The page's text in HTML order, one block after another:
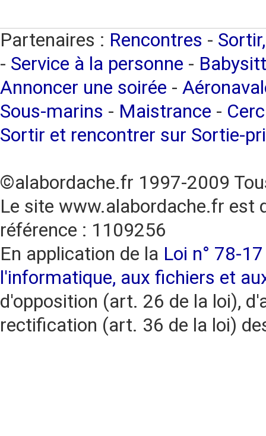
Partenaires : Rencontres -
- Service à la personne -
Annoncer une soirée -
Sous-marins - Maistrance -
Sortir et rencontrer sur Sortie-
©alabordache.fr 1997-2009
Le site www.alabordache.fr est
référence : 1109256
En application de la Loi n° 78-
l'informatique, aux fichiers et
d'opposition (art. 26 de la loi),
rectification (art. 36 de la loi)